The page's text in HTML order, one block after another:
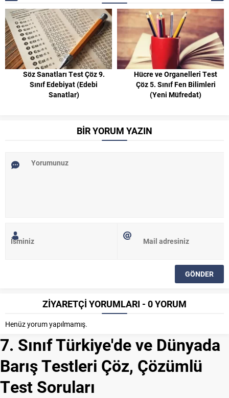
Söz Sanatları Test Çöz 9.
Sınıf Edebiyat (Edebi
Sanatlar)
Hücre ve Organelleri Test
Çöz 5. Sınıf Fen Bilimleri
(Yeni Müfredat)
BİR YORUM YAZIN
ZİYARETÇİ YORUMLARI - 0 YORUM
Henüz yorum yapılmamış.
7. Sınıf Türkiye'de ve Dünyada
Barış Testleri Çöz, Çözümlü
Test Soruları